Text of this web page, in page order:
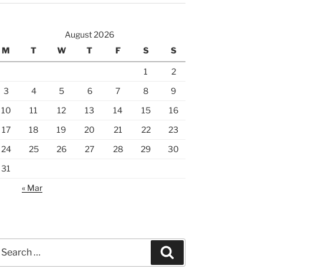
August 2026
M
T W T F S S
1
2
3
4 5 6 7 8
9
10
11 12 13 14 15
16
17
18 19 20 21 22
23
24
25 26 27 28 29
30
31
« Mar